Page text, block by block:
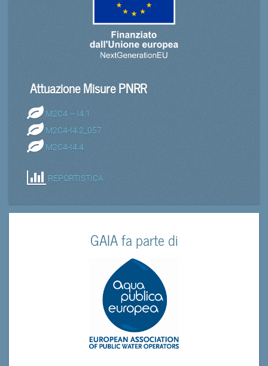
Attuazione Misure PNRR
M2C4 – I4.1
M2C4-I4.2_057
M2C4-I4.4
REPORTISTICA
GAIA fa parte di